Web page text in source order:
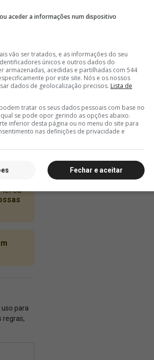
Apoie
aceder a informações num dispositivo
vão ser tratados, e as informações do seu
únicos e outros dados do
armazenadas, acedidas e partilhadas com 544
por este site. Nós e os nossos
dados de geolocalização precisos. Lista de
tratar os seus dados pessoais com base no
se pode opor gerindo as opções abaixo.
inferior desta página ou no menu do site para
nas definições de privacidade e
Fechar e aceitar